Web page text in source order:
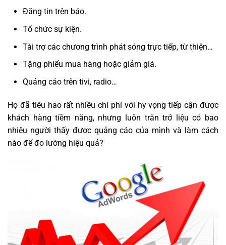
Đăng tin trên báo.
Tổ chức sự kiện.
Tài trợ các chương trình phát sóng trực tiếp, từ thiện…
Tặng phiếu mua hàng hoặc giảm giá.
Quảng cáo trên tivi, radio…
Họ đã tiêu hao rất nhiều chi phí với hy vọng tiếp cận được
khách hàng tiềm năng, nhưng luôn trăn trở liệu có bao
nhiêu người thấy được quảng cáo của mình và làm cách
nào để đo lường hiệu quả?